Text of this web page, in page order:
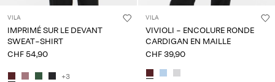
VILA
IMPRIMÉ SUR LE DEVANT
SWEAT-SHIRT
CHF 54,90
+3
VILA
VIVIOLI - ENCOLURE RONDE
CARDIGAN EN MAILLE
CHF 39,90